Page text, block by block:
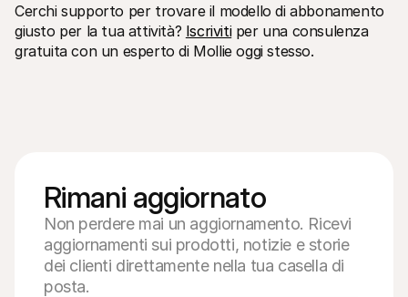
Cerchi supporto per trovare il modello di abbonamento
giusto per la tua attività? Iscriviti per una consulenza
gratuita con un esperto di Mollie oggi stesso.
Rimani aggiornato
Non perdere mai un aggiornamento. Ricevi
aggiornamenti sui prodotti, notizie e storie
dei clienti direttamente nella tua casella di
posta.